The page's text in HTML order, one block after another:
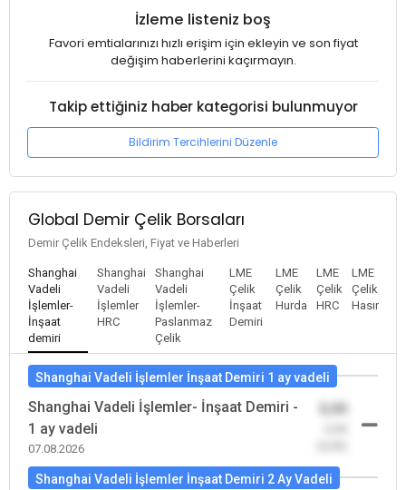
İzleme listeniz boş
Favori emtialarınızı hızlı erişim için ekleyin ve son fiyat
değişim haberlerini kaçırmayın.
Takip ettiğiniz haber kategorisi bulunmuyor
Bildirim Tercihlerini Düzenle
Global Demir Çelik Borsaları
Demir Çelik Endeksleri, Fiyat ve Haberleri
Shanghai
Vadeli
İşlemler-
İnşaat
demiri
Shanghai
Vadeli
İşlemler
HRC
Shanghai
Vadeli
İşlemler-
Paslanmaz
Çelik
LME
Çelik
İnşaat
Demiri
LME
Çelik
Hurda
LME
Çelik
HRC
LME
Çelik
Hasır
Shanghai Vadeli İşlemler İnşaat Demiri 1 ay vadeli
Shanghai Vadeli İşlemler- İnşaat Demiri -
1 ay vadeli
07.08.2026
0,00
Shanghai Vadeli İşlemler İnşaat Demiri 2 Ay Vadeli